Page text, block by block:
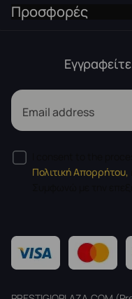
Προσφορές
Email address
Πολιτική Απορρήτου,